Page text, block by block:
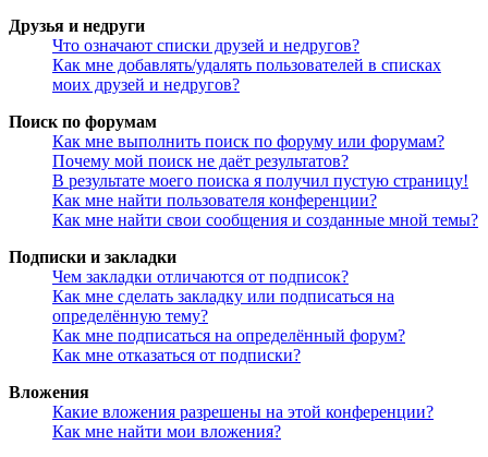
Друзья и недруги
Что означают списки друзей и недругов?
Как мне добавлять/удалять пользователей в списках
моих друзей и недругов?
Поиск по форумам
Как мне выполнить поиск по форуму или форумам?
Почему мой поиск не даёт результатов?
В результате моего поиска я получил пустую страницу!
Как мне найти пользователя конференции?
Как мне найти свои сообщения и созданные мной темы?
Подписки и закладки
Чем закладки отличаются от подписок?
Как мне сделать закладку или подписаться на
определённую тему?
Как мне подписаться на определённый форум?
Как мне отказаться от подписки?
Вложения
Какие вложения разрешены на этой конференции?
Как мне найти мои вложения?